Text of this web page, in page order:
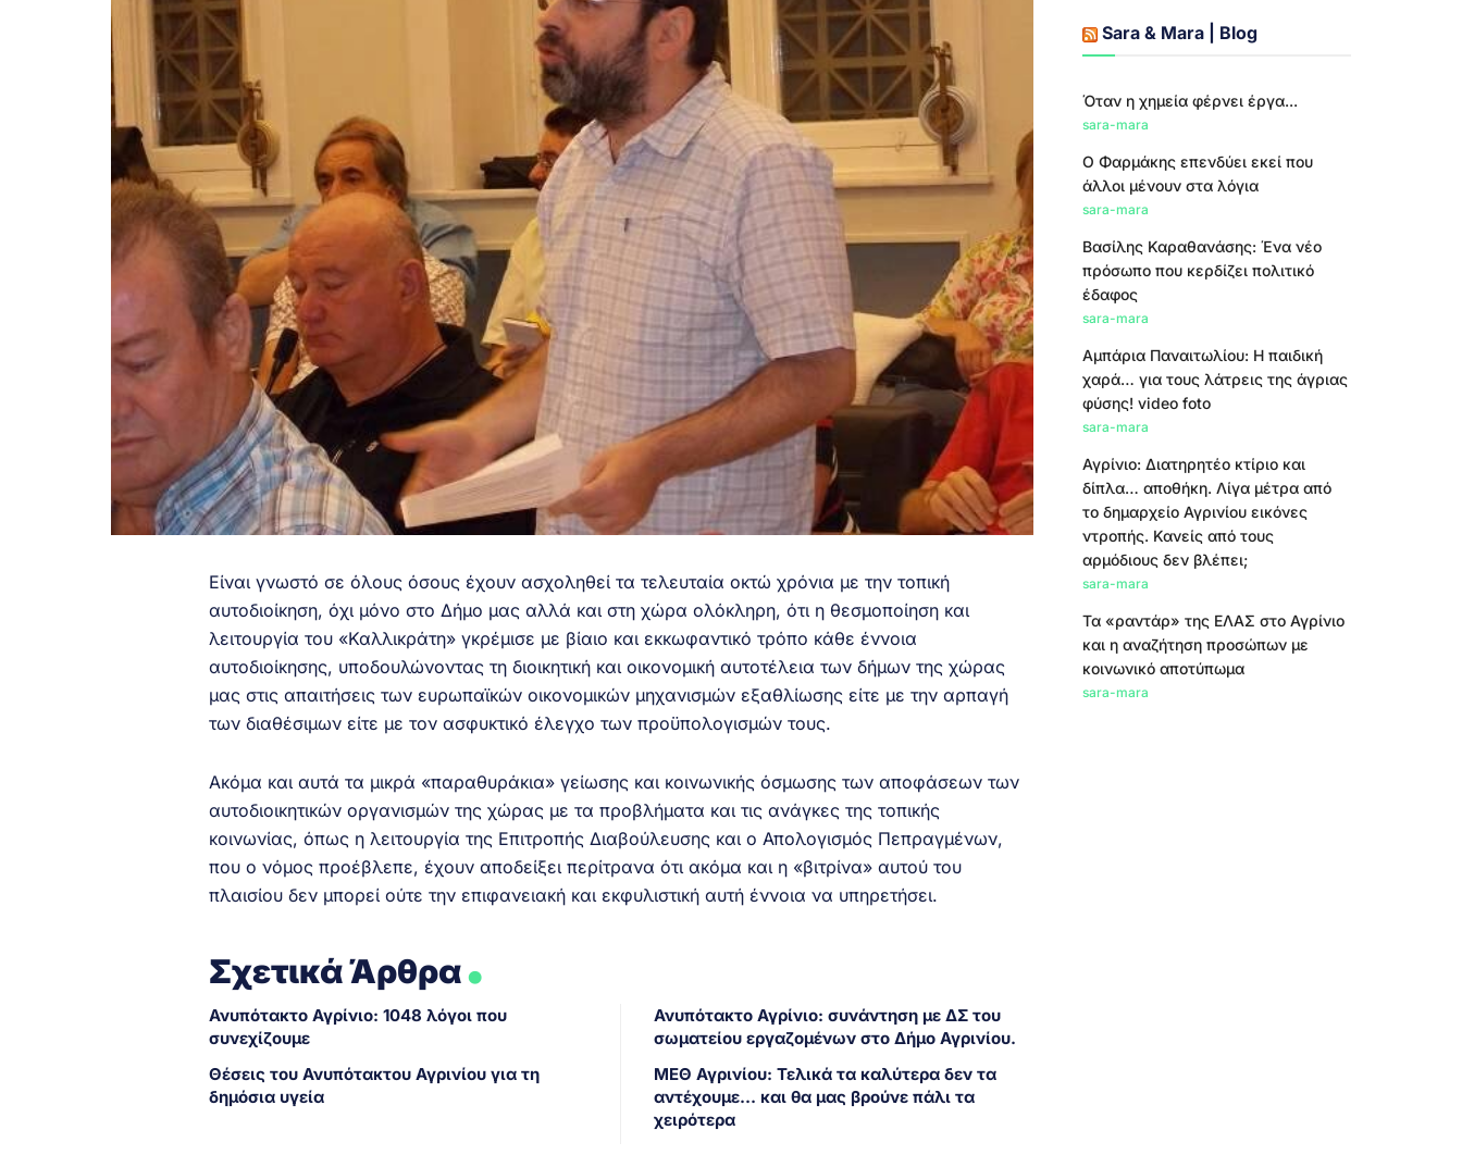
Είναι γνωστό σε όλους όσους έχουν ασχοληθεί τα τελευταία οκτώ χρόνια με την τοπική
αυτοδιοίκηση, όχι μόνο στο Δήμο μας αλλά και στη χώρα ολόκληρη, ότι η θεσμοποίηση και
λειτουργία του «Καλλικράτη» γκρέμισε με βίαιο και εκκωφαντικό τρόπο κάθε έννοια
αυτοδιοίκησης, υποδουλώνοντας τη διοικητική και οικονομική αυτοτέλεια των δήμων της χώρας
μας στις απαιτήσεις των ευρωπαϊκών οικονομικών μηχανισμών εξαθλίωσης είτε με την αρπαγή
των διαθέσιμων είτε με τον ασφυκτικό έλεγχο των προϋπολογισμών τους.
Ακόμα και αυτά τα μικρά «παραθυράκια» γείωσης και κοινωνικής όσμωσης των αποφάσεων των
αυτοδιοικητικών οργανισμών της χώρας με τα προβλήματα και τις ανάγκες της τοπικής
κοινωνίας, όπως η λειτουργία της Επιτροπής Διαβούλευσης και ο Απολογισμός Πεπραγμένων,
που ο νόμος προέβλεπε, έχουν αποδείξει περίτρανα ότι ακόμα και η «βιτρίνα» αυτού του
πλαισίου δεν μπορεί ούτε την επιφανειακή και εκφυλιστική αυτή έννοια να υπηρετήσει.
Σχετικά Άρθρα.
Ανυπότακτο Αγρίνιο: 1048 λόγοι που
συνεχίζουμε
Θέσεις του Ανυπότακτου Αγρινίου για τη
δημόσια υγεία
Ανυπότακτο Αγρίνιο: συνάντηση με ΔΣ του
σωματείου εργαζομένων στο Δήμο Αγρινίου.
ΜΕΘ Αγρινίου: Τελικά τα καλύτερα δεν τα
αντέχουμε… και θα μας βρούνε πάλι τα
χειρότερα
Sara & Mara | Blog
Όταν η χημεία φέρνει έργα...
sara-mara
Ο Φαρμάκης επενδύει εκεί που
άλλοι μένουν στα λόγια
sara-mara
Βασίλης Καραθανάσης: Ένα νέο
πρόσωπο που κερδίζει πολιτικό
έδαφος
sara-mara
Αμπάρια Παναιτωλίου: Η παιδική
χαρά… για τους λάτρεις της άγριας
φύσης! video foto
sara-mara
Αγρίνιο: Διατηρητέο κτίριο και
δίπλα… αποθήκη. Λίγα μέτρα από
το δημαρχείο Αγρινίου εικόνες
ντροπής. Κανείς από τους
αρμόδιους δεν βλέπει;
sara-mara
Τα «ραντάρ» της ΕΛΑΣ στο Αγρίνιο
και η αναζήτηση προσώπων με
κοινωνικό αποτύπωμα
sara-mara